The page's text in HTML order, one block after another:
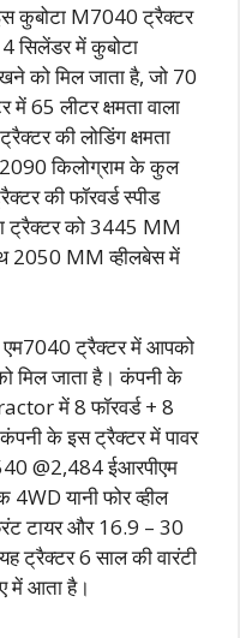
M7040 ट्रैक्टर
सिलेंडर में कुबोटा
को मिल जाता है, जो 70
में 65 लीटर क्षमता वाला
की लोडिंग क्षमता
किलोग्राम के कुल
की फॉरवर्ड स्पीड
ट्रैक्टर को 3445 MM
2050 MM व्हीलबेस में
एम7040 ट्रैक्टर में आपको
मिल जाता है। कंपनी के
में 8 फॉरवर्ड + 8
कंपनी के इस ट्रैक्टर में पावर
@2,484 ईआरपीएम
यानी फोर व्हील
टायर और 16.9 – 30
ट्रैक्टर 6 साल की वारंटी
में आता है।